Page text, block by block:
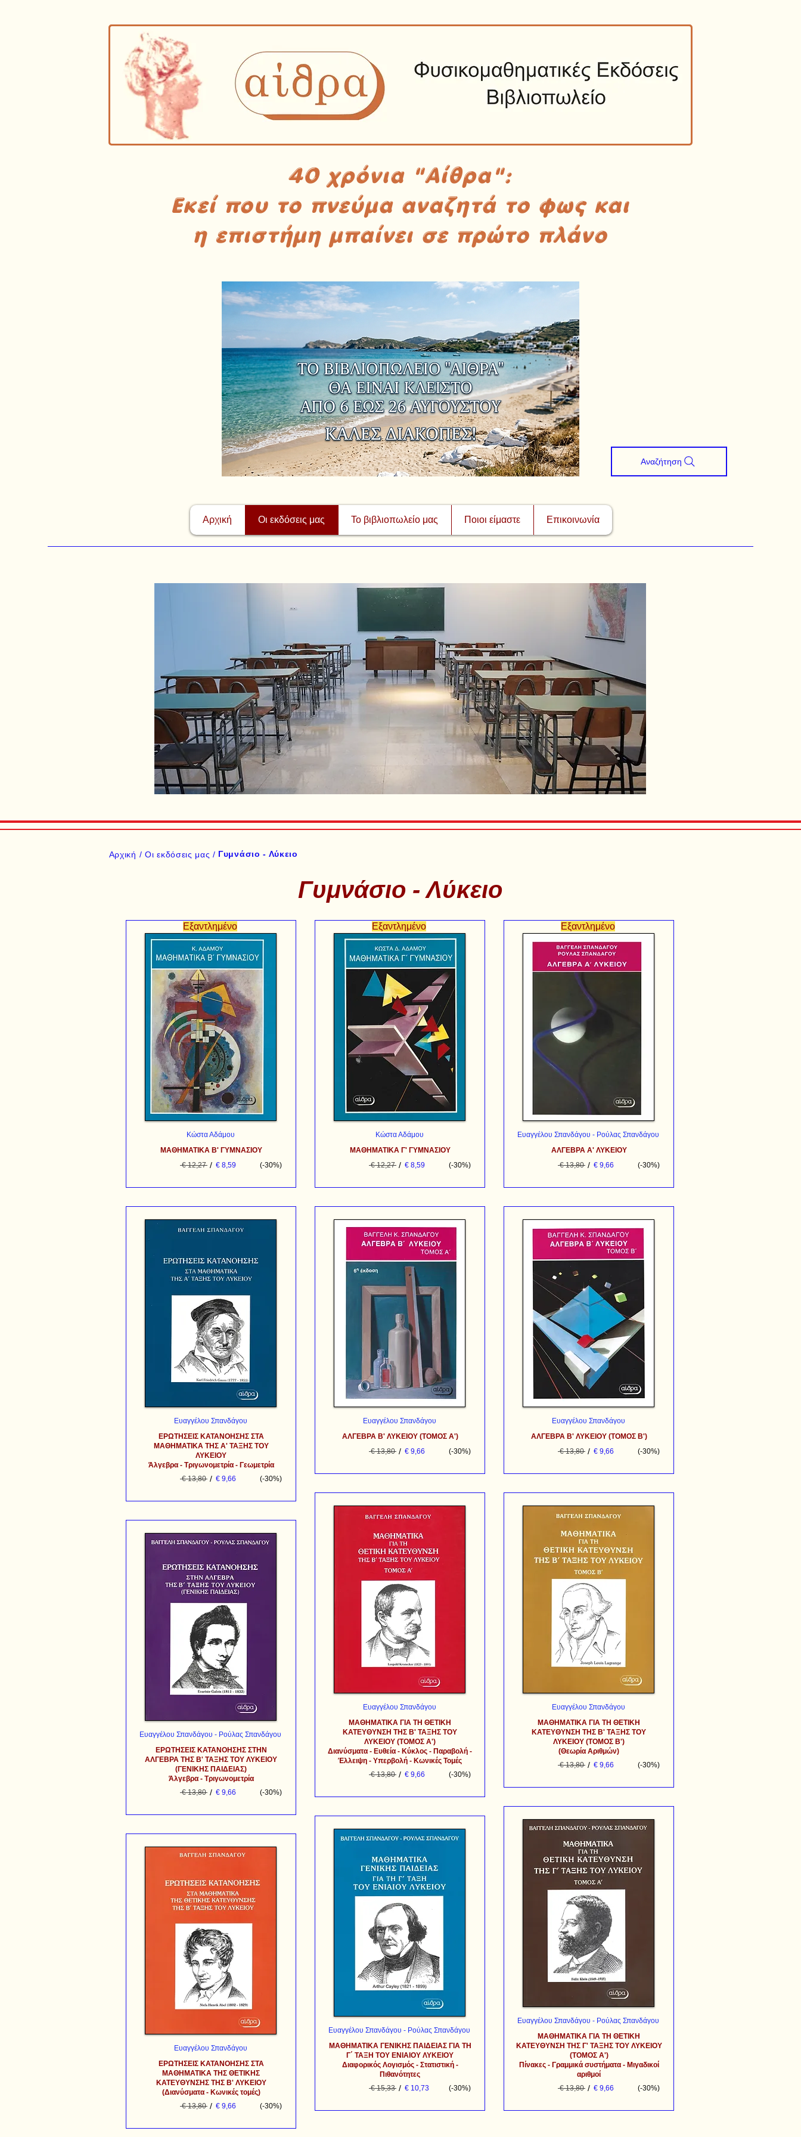
40 χρόνια "Αίθρα":
Εκεί που το πνεύμα αναζητά το φως και
η επιστήμη μπαίνει σε πρώτο πλάνο
Αρχική Οι εκδόσεις μας Το βιβλιοπωλείο μας Ποιοι είμαστε Επικοινωνία
Αναζήτηση
Αρχική / Οι εκδόσεις μας / Γυμνάσιο - Λύκειο
Γυμνάσιο - Λύκειο
Εξαντλημένο
Κώστα Αδάμου
ΜΑΘΗΜΑΤΙΚΑ Β' ΓΥΜΝΑΣΙΟΥ
€ 12,27 / € 8,59 (-30%)
Ευαγγέλου Σπανδάγου
ΕΡΩΤΗΣΕΙΣ ΚΑΤΑΝΟΗΣΗΣ ΣΤΑ
ΜΑΘΗΜΑΤΙΚΑ ΤΗΣ Α' ΤΑΞΗΣ ΤΟΥ
ΛΥΚΕΙΟΥ
Άλγεβρα - Τριγωνομετρία - Γεωμετρία
€ 13,80 / € 9,66 (-30%)
Ευαγγέλου Σπανδάγου - Ρούλας Σπανδάγου
ΕΡΩΤΗΣΕΙΣ ΚΑΤΑΝΟΗΣΗΣ ΣΤΗΝ
ΑΛΓΕΒΡΑ ΤΗΣ Β' ΤΑΞΗΣ ΤΟΥ ΛΥΚΕΙΟΥ
(ΓΕΝΙΚΗΣ ΠΑΙΔΕΙΑΣ)
Άλγεβρα - Τριγωνομετρία
€ 13,80 / € 9,66 (-30%)
Ευαγγέλου Σπανδάγου
ΕΡΩΤΗΣΕΙΣ ΚΑΤΑΝΟΗΣΗΣ ΣΤΑ
ΜΑΘΗΜΑΤΙΚΑ ΤΗΣ ΘΕΤΙΚΗΣ
ΚΑΤΕΥΘΥΝΣΗΣ ΤΗΣ Β' ΛΥΚΕΙΟΥ
(Διανύσματα - Κωνικές τομές)
€ 13,80 / € 9,66 (-30%)
Εξαντλημένο
Κώστα Αδάμου
ΜΑΘΗΜΑΤΙΚΑ Γ' ΓΥΜΝΑΣΙΟΥ
€ 12,27 / € 8,59 (-30%)
Ευαγγέλου Σπανδάγου
ΑΛΓΕΒΡΑ Β' ΛΥΚΕΙΟΥ (ΤΟΜΟΣ Α')
€ 13,80 / € 9,66 (-30%)
Ευαγγέλου Σπανδάγου
ΜΑΘΗΜΑΤΙΚΑ ΓΙΑ ΤΗ ΘΕΤΙΚΗ
ΚΑΤΕΥΘΥΝΣΗ ΤΗΣ Β' ΤΑΞΗΣ ΤΟΥ
ΛΥΚΕΙΟΥ (ΤΟΜΟΣ Α')
Διανύσματα - Ευθεία - Κύκλος - Παραβολή -
Έλλειψη - Υπερβολή - Κωνικές Τομές
€ 13,80 / € 9,66 (-30%)
Ευαγγέλου Σπανδάγου - Ρούλας Σπανδάγου
ΜΑΘΗΜΑΤΙΚΑ ΓΕΝΙΚΗΣ ΠΑΙΔΕΙΑΣ ΓΙΑ ΤΗ
Γ΄ ΤΑΞΗ ΤΟΥ ΕΝΙΑΙΟΥ ΛΥΚΕΙΟΥ
Διαφορικός Λογισμός - Στατιστική -
Πιθανότητες
€ 15,33 / € 10,73 (-30%)
Εξαντλημένο
Ευαγγέλου Σπανδάγου - Ρούλας Σπανδάγου
ΑΛΓΕΒΡΑ Α' ΛΥΚΕΙΟΥ
€ 13,80 / € 9,66 (-30%)
Ευαγγέλου Σπανδάγου
ΑΛΓΕΒΡΑ Β' ΛΥΚΕΙΟΥ (ΤΟΜΟΣ Β')
€ 13,80 / € 9,66 (-30%)
Ευαγγέλου Σπανδάγου
ΜΑΘΗΜΑΤΙΚΑ ΓΙΑ ΤΗ ΘΕΤΙΚΗ
ΚΑΤΕΥΘΥΝΣΗ ΤΗΣ Β' ΤΑΞΗΣ ΤΟΥ
ΛΥΚΕΙΟΥ (ΤΟΜΟΣ Β')
(Θεωρία Αριθμών)
€ 13,80 / € 9,66 (-30%)
Ευαγγέλου Σπανδάγου - Ρούλας Σπανδάγου
ΜΑΘΗΜΑΤΙΚΑ ΓΙΑ ΤΗ ΘΕΤΙΚΗ
ΚΑΤΕΥΘΥΝΣΗ ΤΗΣ Γ' ΤΑΞΗΣ ΤΟΥ ΛΥΚΕΙΟΥ
(ΤΟΜΟΣ Α')
Πίνακες - Γραμμικά συστήματα - Μιγαδικοί
αριθμοί
€ 13,80 / € 9,66 (-30%)